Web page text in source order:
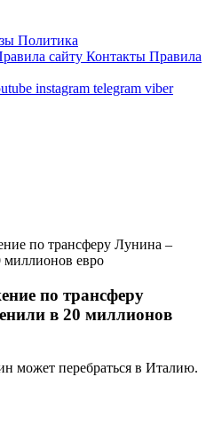
Политика
сайту Контакты Правила
instagram telegram viber
по трансферу Лунина –
миллионов евро
по трансферу
в 20 миллионов
может перебраться в Италию.